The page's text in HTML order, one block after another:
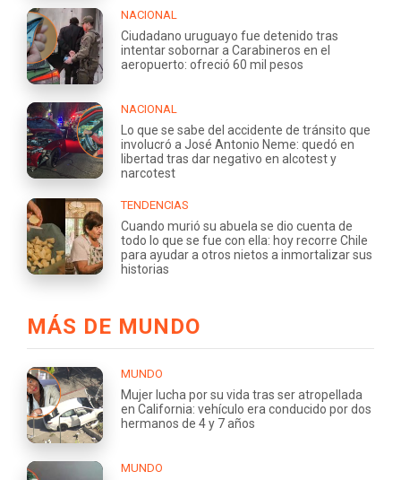
NACIONAL
Ciudadano uruguayo fue detenido tras
intentar sobornar a Carabineros en el
aeropuerto: ofreció 60 mil pesos
NACIONAL
Lo que se sabe del accidente de tránsito que
involucró a José Antonio Neme: quedó en
libertad tras dar negativo en alcotest y
narcotest
TENDENCIAS
Cuando murió su abuela se dio cuenta de
todo lo que se fue con ella: hoy recorre Chile
para ayudar a otros nietos a inmortalizar sus
historias
MÁS DE MUNDO
MUNDO
Mujer lucha por su vida tras ser atropellada
en California: vehículo era conducido por dos
hermanos de 4 y 7 años
MUNDO